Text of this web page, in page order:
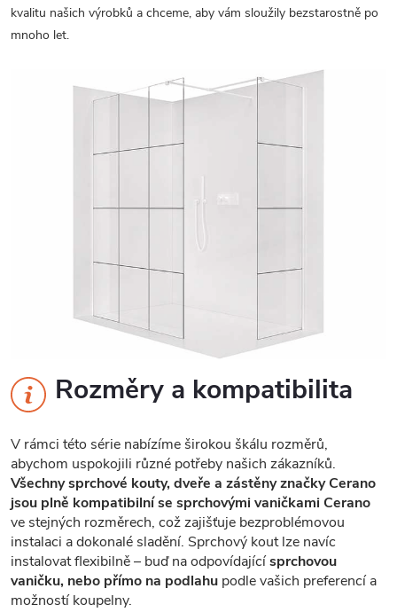
kvalitu našich výrobků a chceme, aby vám sloužily bezstarostně po
mnoho let.
Rozměry a kompatibilita
V rámci této série nabízíme širokou škálu rozměrů,
abychom uspokojili různé potřeby našich zákazníků.
Všechny sprchové kouty, dveře a zástěny značky Cerano
jsou plně kompatibilní se sprchovými vaničkami Cerano
ve stejných rozměrech, což zajišťuje bezproblémovou
instalaci a dokonalé sladění. Sprchový kout lze navíc
instalovat flexibilně – buď na odpovídajícísprchovou
vaničku, nebo přímo na podlahu podle vašich preferencí a
možností koupelny.